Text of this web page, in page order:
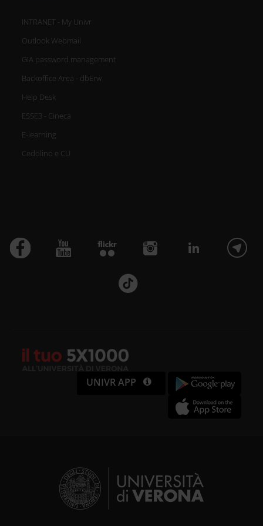
INTRANET - My Univr
Outlook Webmail
GIA password management
Backoffice Area - dbErw
Help Desk
ESSE3 - Cineca
E-learning
Cedolino e CU
UNIVR APP